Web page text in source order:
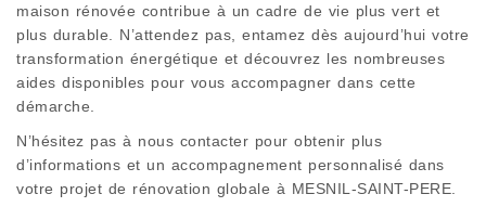
maison rénovée contribue à un cadre de vie plus vert et
plus durable. N’attendez pas, entamez dès aujourd’hui votre
transformation énergétique et découvrez les nombreuses
aides disponibles pour vous accompagner dans cette
démarche.
N’hésitez pas à nous contacter pour obtenir plus
d’informations et un accompagnement personnalisé dans
votre projet de rénovation globale à MESNIL-SAINT-PERE.